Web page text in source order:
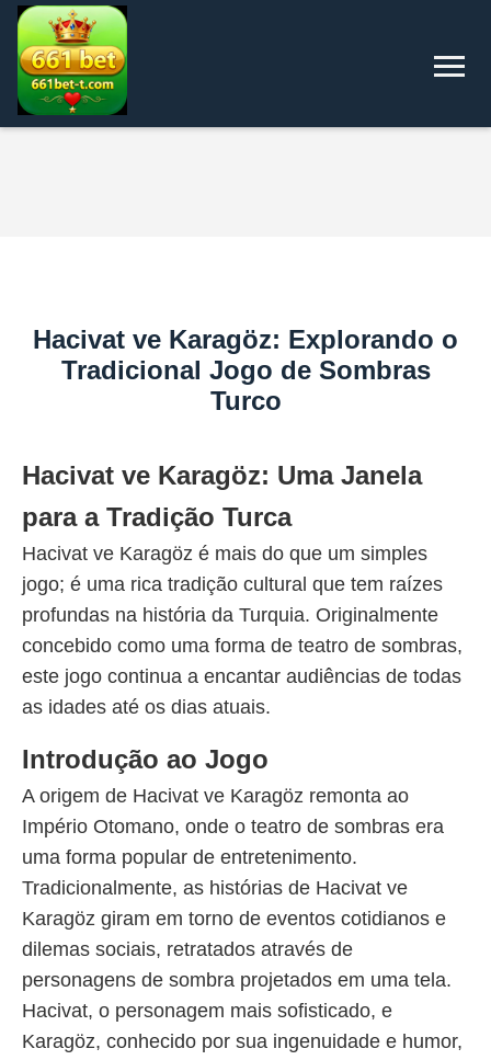
Hacivat ve Karagöz: Explorando o
Tradicional Jogo de Sombras
Turco
Hacivat ve Karagöz: Uma Janela
para a Tradição Turca
Hacivat ve Karagöz é mais do que um simples
jogo; é uma rica tradição cultural que tem raízes
profundas na história da Turquia. Originalmente
concebido como uma forma de teatro de sombras,
este jogo continua a encantar audiências de todas
as idades até os dias atuais.
Introdução ao Jogo
A origem de Hacivat ve Karagöz remonta ao
Império Otomano, onde o teatro de sombras era
uma forma popular de entretenimento.
Tradicionalmente, as histórias de Hacivat ve
Karagöz giram em torno de eventos cotidianos e
dilemas sociais, retratados através de
personagens de sombra projetados em uma tela.
Hacivat, o personagem mais sofisticado, e
Karagöz, conhecido por sua ingenuidade e humor,